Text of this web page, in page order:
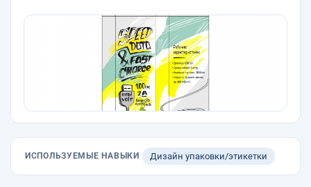
ИСПОЛЬЗУЕМЫЕ НАВЫКИ Дизайн упаковки/этикетки